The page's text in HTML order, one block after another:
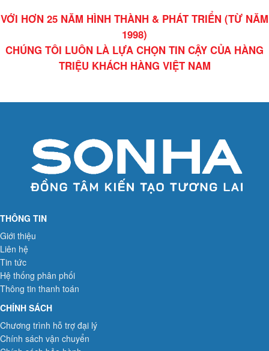
VỚI HƠN 25 NĂM HÌNH THÀNH & PHÁT TRIỂN (TỪ NĂM
1998)
CHÚNG TÔI LUÔN LÀ LỰA CHỌN TIN CẬY CỦA HÀNG
TRIỆU KHÁCH HÀNG VIỆT NAM
THÔNG TIN
Giới thiệu
Liên hệ
Tin tức
Hệ thống phân phối
Thông tin thanh toán
CHÍNH SÁCH
Chương trình hỗ trợ đại lý
Chính sách vận chuyển